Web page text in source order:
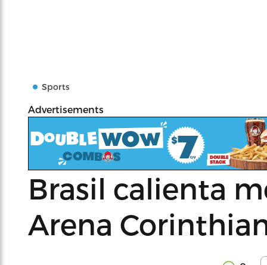
Sports
Advertisements
Brasil calienta
Arena